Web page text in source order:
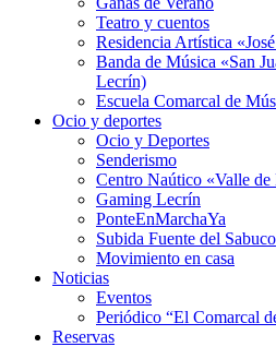
Teatro y cuentos
Residencia Artística
Banda de Música «San
Lecrín)
Escuela Comarcal de
Ocio y deportes
Ocio y Deportes
Senderismo
Centro Naútico «Valle de
Gaming Lecrín
PonteEnMarchaYa
Subida Fuente del Sabuco
Movimiento en casa
Noticias
Eventos
Periódico “El Comarcal
Reservas